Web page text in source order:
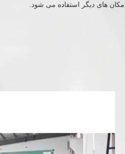
مکان های دیگر استفاده می شود.